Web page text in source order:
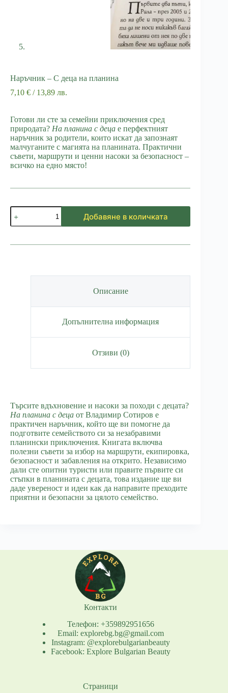
Наръчник – С деца на планина
7,10 € / 13,89 лв.
Готови ли сте за семейни приключения сред
природата? На планина с деца е перфектният
наръчник за родители, които искат да запознаят
малчуганите с магията на планината. Практични
съвети, маршрути и ценни насоки за безопасност –
всичко на едно място!
количество
за
Наръчник
С
Добавяне в количката
Описание
Допълнителна информация
Отзиви (0)
Търсите вдъхновение и насоки за походи с децата?
На планина с деца от Владимир Сотиров е
практичен наръчник, който ще ви помогне да
подготвите семейството си за незабравими
планински приключения. Книгата включва
полезни съвети за избор на маршрути, екипировка,
безопасност и забавления на открито. Независимо
дали сте опитни туристи или правите първите си
стъпки в планината с децата, това издание ще ви
даде увереност и идеи как да направите преходите
приятни и безопасни за цялото семейство.
Контакти
Телефон: +359892951656
Email: explorebg.bg@gmail.com
Instagram: @explorebulgarianbeauty
Facebook: Explore Bulgarian Beauty
Страници